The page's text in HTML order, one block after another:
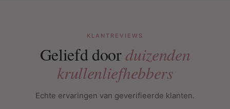
KLANTREVIEWS
Geliefd doorduizenden
krullenliefhebbers
Echte ervaringen van geverifieerde klanten.